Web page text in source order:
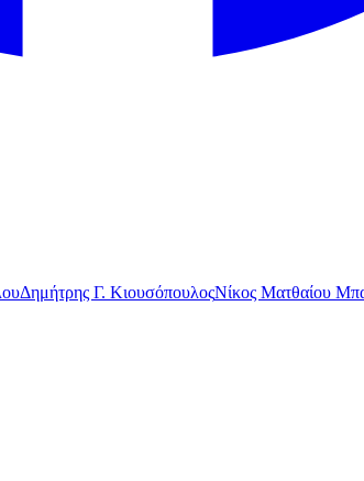
Δημήτρης Γ. ΚιουσόπουλοςΝίκος Ματθαίου